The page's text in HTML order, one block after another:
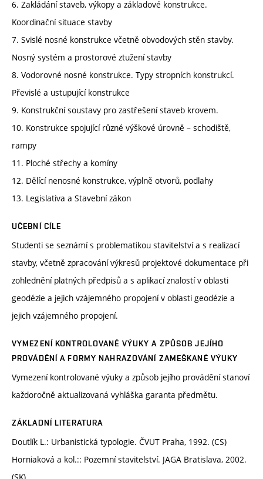
6. Zakládání staveb, výkopy a základové konstrukce.
Koordinační situace stavby
7. Svislé nosné konstrukce včetně obvodových stěn stavby.
Nosný systém a prostorové ztužení stavby
8. Vodorovné nosné konstrukce. Typy stropních konstrukcí.
Převislé a ustupující konstrukce
9. Konstrukční soustavy pro zastřešení staveb krovem.
10. Konstrukce spojující různé výškové úrovně – schodiště,
rampy
11. Ploché střechy a komíny
12. Dělící nenosné konstrukce, výplně otvorů, podlahy
13. Legislativa a Stavební zákon
UČEBNÍ CÍLE
Studenti se seznámí s problematikou stavitelství a s realizací
stavby, včetně zpracování výkresů projektové dokumentace při
zohlednění platných předpisů a s aplikací znalostí v oblasti
geodézie a jejich vzájemného propojení v oblasti geodézie a
jejich vzájemného propojení.
VYMEZENÍ KONTROLOVANÉ VÝUKY A ZPŮSOB JEJÍHO
PROVÁDĚNÍ A FORMY NAHRAZOVÁNÍ ZAMEŠKANÉ VÝUKY
Vymezení kontrolované výuky a způsob jejího provádění stanoví
každoročně aktualizovaná vyhláška garanta předmětu.
ZÁKLADNÍ LITERATURA
Doutlík L.: Urbanistická typologie. ČVUT Praha, 1992. (CS)
Horniaková a kol.:: Pozemní stavitelství. JAGA Bratislava, 2002.